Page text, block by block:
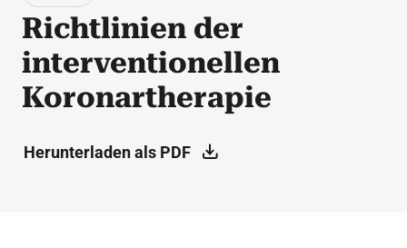
Richtlinien der
interventionellen
Koronartherapie
Herunterladen als PDF